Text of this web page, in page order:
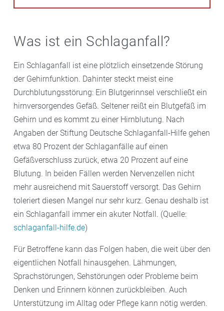
Was ist ein Schlaganfall?
Ein Schlaganfall ist eine plötzlich einsetzende Störung
der Gehirnfunktion. Dahinter steckt meist eine
Durchblutungsstörung: Ein Blutgerinnsel verschließt ein
hirnversorgendes Gefäß. Seltener reißt ein Blutgefäß im
Gehirn und es kommt zu einer Hirnblutung. Nach
Angaben der Stiftung Deutsche Schlaganfall-Hilfe gehen
etwa 80 Prozent der Schlaganfälle auf einen
Gefäßverschluss zurück, etwa 20 Prozent auf eine
Blutung. In beiden Fällen werden Nervenzellen nicht
mehr ausreichend mit Sauerstoff versorgt. Das Gehirn
toleriert diesen Mangel nur sehr kurz. Genau deshalb ist
ein Schlaganfall immer ein akuter Notfall. (Quelle:
schlaganfall-hilfe.de)
Für Betroffene kann das Folgen haben, die weit über den
eigentlichen Notfall hinausgehen. Lähmungen,
Sprachstörungen, Sehstörungen oder Probleme beim
Denken und Erinnern können zurückbleiben. Auch
Unterstützung im Alltag oder Pflege kann nötig werden.